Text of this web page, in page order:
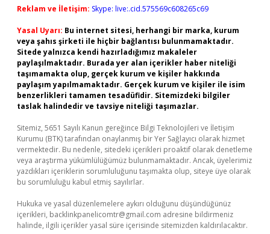
Reklam ve İletişim: Skype: live:.cid.575569c608265c69
Yasal Uyarı: Bu internet sitesi, herhangi bir marka, kurum
veya şahıs şirketi ile hiçbir bağlantısı bulunmamaktadır.
Sitede yalnızca kendi hazırladığımız makaleler
paylaşılmaktadır. Burada yer alan içerikler haber niteliği
taşımamakta olup, gerçek kurum ve kişiler hakkında
paylaşım yapılmamaktadır. Gerçek kurum ve kişiler ile isim
benzerlikleri tamamen tesadüfidir. Sitemizdeki bilgiler
taslak halindedir ve tavsiye niteliği taşımazlar.
Sitemiz, 5651 Sayılı Kanun gereğince Bilgi Teknolojileri ve İletişim
Kurumu (BTK) tarafından onaylanmış bir Yer Sağlayıcı olarak hizmet
vermektedir. Bu nedenle, sitedeki içerikleri proaktif olarak denetleme
veya araştırma yükümlülüğümüz bulunmamaktadır. Ancak, üyelerimiz
yazdıkları içeriklerin sorumluluğunu taşımakta olup, siteye üye olarak
bu sorumluluğu kabul etmiş sayılırlar.
Hukuka ve yasal düzenlemelere aykırı olduğunu düşündüğünüz
içerikleri, backlinkpanelicomtr@gmail.com adresine bildirmeniz
halinde, ilgili içerikler yasal süre içerisinde sitemizden kaldırılacaktır.